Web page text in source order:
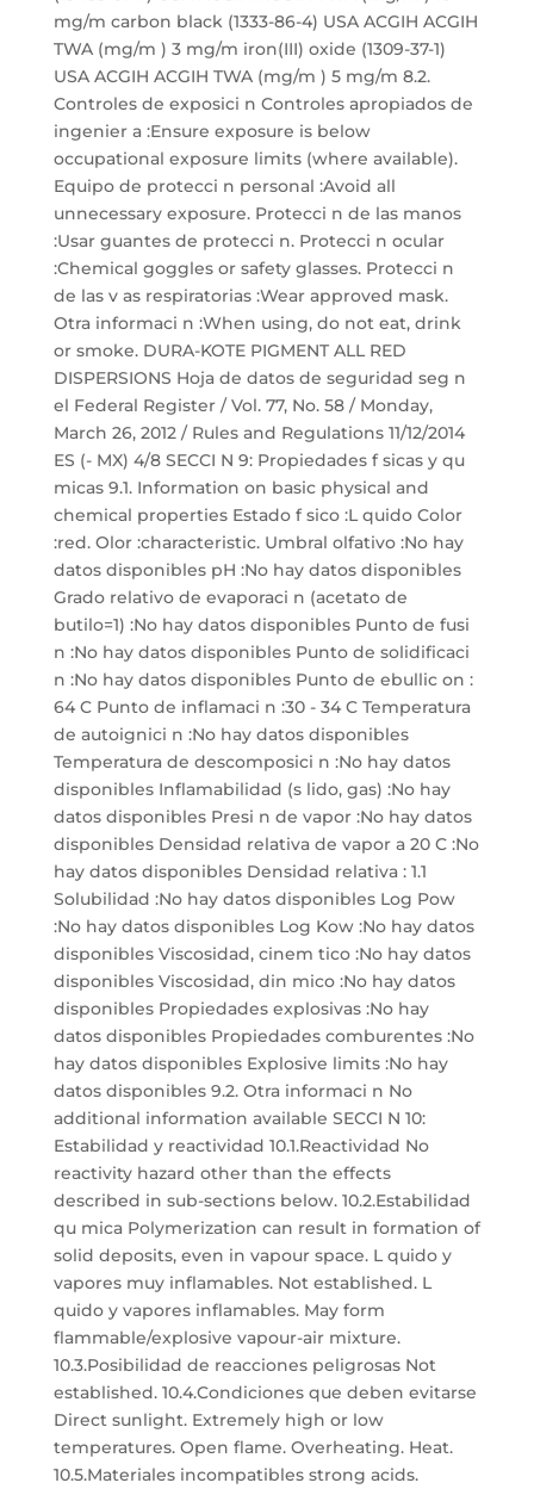
mg/m carbon black (1333-86-4) USA ACGIH ACGIH
TWA (mg/m ) 3 mg/m iron(III) oxide (1309-37-1)
USA ACGIH ACGIH TWA (mg/m ) 5 mg/m 8.2.
Controles de exposici n Controles apropiados de
ingenier a :Ensure exposure is below
occupational exposure limits (where available).
Equipo de protecci n personal :Avoid all
unnecessary exposure. Protecci n de las manos
:Usar guantes de protecci n. Protecci n ocular
:Chemical goggles or safety glasses. Protecci n
de las v as respiratorias :Wear approved mask.
Otra informaci n :When using, do not eat, drink
or smoke. DURA-KOTE PIGMENT ALL RED
DISPERSIONS Hoja de datos de seguridad seg n
el Federal Register / Vol. 77, No. 58 / Monday,
March 26, 2012 / Rules and Regulations 11/12/2014
ES (- MX) 4/8 SECCI N 9: Propiedades f sicas y qu
micas 9.1. Information on basic physical and
chemical properties Estado f sico :L quido Color
:red. Olor :characteristic. Umbral olfativo :No hay
datos disponibles pH :No hay datos disponibles
Grado relativo de evaporaci n (acetato de
butilo=1) :No hay datos disponibles Punto de fusi
n :No hay datos disponibles Punto de solidificaci
n :No hay datos disponibles Punto de ebullic on :
64 C Punto de inflamaci n :30 - 34 C Temperatura
de autoignici n :No hay datos disponibles
Temperatura de descomposici n :No hay datos
disponibles Inflamabilidad (s lido, gas) :No hay
datos disponibles Presi n de vapor :No hay datos
disponibles Densidad relativa de vapor a 20 C :No
hay datos disponibles Densidad relativa : 1.1
Solubilidad :No hay datos disponibles Log Pow
:No hay datos disponibles Log Kow :No hay datos
disponibles Viscosidad, cinem tico :No hay datos
disponibles Viscosidad, din mico :No hay datos
disponibles Propiedades explosivas :No hay
datos disponibles Propiedades comburentes :No
hay datos disponibles Explosive limits :No hay
datos disponibles 9.2. Otra informaci n No
additional information available SECCI N 10:
Estabilidad y reactividad 10.1.Reactividad No
reactivity hazard other than the effects
described in sub-sections below. 10.2.Estabilidad
qu mica Polymerization can result in formation of
solid deposits, even in vapour space. L quido y
vapores muy inflamables. Not established. L
quido y vapores inflamables. May form
flammable/explosive vapour-air mixture.
10.3.Posibilidad de reacciones peligrosas Not
established. 10.4.Condiciones que deben evitarse
Direct sunlight. Extremely high or low
temperatures. Open flame. Overheating. Heat.
10.5.Materiales incompatibles strong acids.